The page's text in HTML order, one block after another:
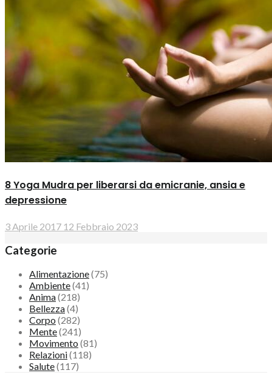
8 Yoga Mudra per liberarsi da emicranie, ansia e
depressione
3 Aprile 2017 12 Febbraio 2023
Categorie
Alimentazione(75)
Ambiente(41)
Anima(218)
Bellezza(4)
Corpo (282)
Mente(241)
Movimento (81)
Relazioni(118)
Salute(117)